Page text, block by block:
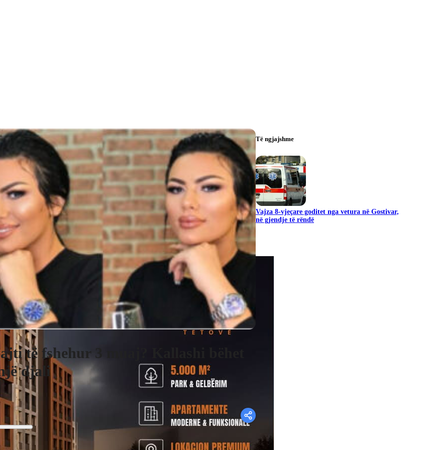
të fshehur 3 muaj? Kallashi bëhet
djali
Të ngjajshme
Vajza 8-vjeçare goditet nga vetura në Gostivar,
në gjendje të rëndë